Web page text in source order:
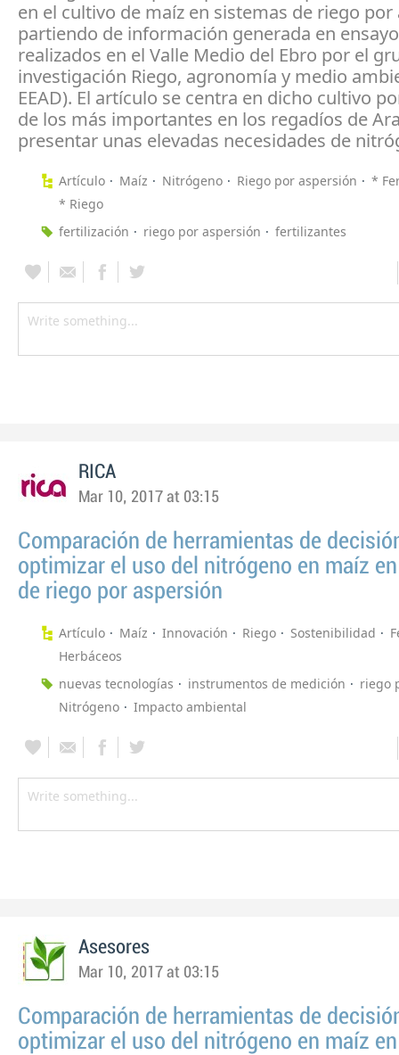
en el cultivo de maíz en sistemas de riego por
partiendo de información generada en
realizados en el Valle Medio del Ebro por el
investigación Riego, agronomía y medio
EEAD). El artículo se centra en dicho cultivo
de los más importantes en los regadíos de
presentar unas elevadas necesidades de
Artículo Maíz Nitrógeno Riego por aspersión
*
* Riego
fertilización
riego por aspersión fertilizantes
RICA
Mar 10, 2017 at 03:15
Comparación de herramientas de
optimizar el uso del nitrógeno en maíz
de riego por aspersión
Artículo Maíz Innovación Riego Sostenibilidad
Herbáceos
nuevas tecnologías
instrumentos de medición
riego
Nitrógeno
Impacto ambiental
Asesores
Mar 10, 2017 at 03:15
Comparación de herramientas de
optimizar el uso del nitrógeno en maíz